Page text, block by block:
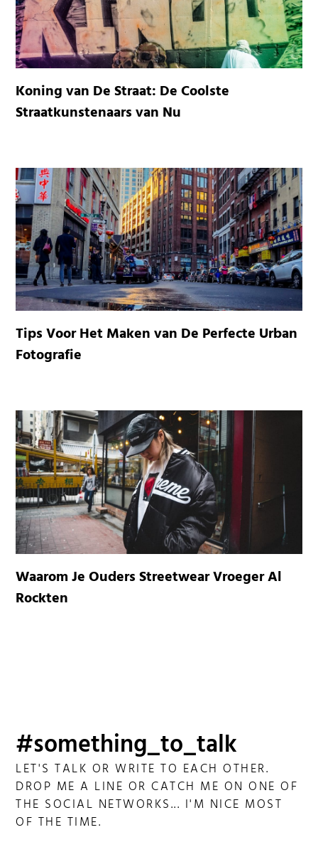
Koning van De Straat: De Coolste
Straatkunstenaars van Nu
Tips Voor Het Maken van De Perfecte Urban
Fotografie
Waarom Je Ouders Streetwear Vroeger Al
Rockten
#something_to_talk
LET'S TALK OR WRITE TO EACH OTHER.
DROP ME A LINE OR CATCH ME ON ONE OF
THE SOCIAL NETWORKS... I'M NICE MOST
OF THE TIME.